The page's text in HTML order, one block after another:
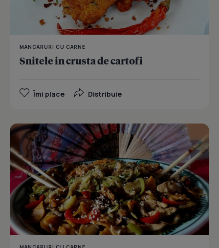
MANCARURI CU CARNE
Snitele in crusta de cartofi
Îmi place Distribuie